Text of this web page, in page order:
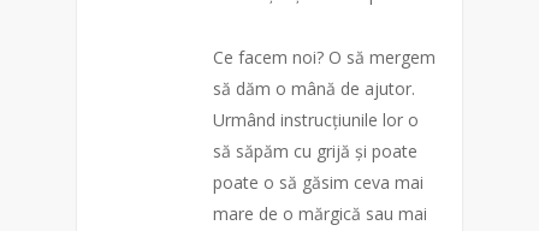
Ce facem noi? O să mergem
să dăm o mână de ajutor.
Urmând instrucțiunile lor o
să săpăm cu grijă și poate
poate o să găsim ceva mai
mare de o mărgică sau mai